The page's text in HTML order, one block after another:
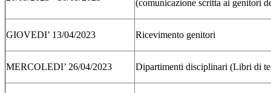
(comunicazione scritta ai genitori
GIOVEDI’ 13/04/2023 Ricevimento genitori
MERCOLEDI’ 26/04/2023 Dipartimenti disciplinari (Libri di